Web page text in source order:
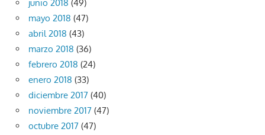
junio 2018 (49)
mayo 2018 (47)
abril 2018 (43)
marzo 2018 (36)
febrero 2018 (24)
enero 2018 (33)
diciembre 2017 (40)
noviembre 2017 (47)
octubre 2017 (47)